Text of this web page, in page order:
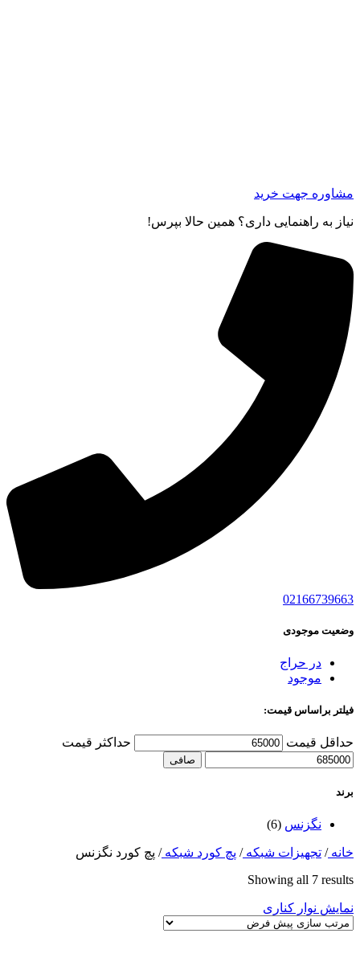
مشاوره جهت خرید
نیاز به راهنمایی داری؟ همین حالا بپرس!
02166739663
وضعیت موجودی
در حراج
موجود
فیلتر براساس قیمت:
حداقل قیمت حداكثر قيمت
صافی
برند
نگزنس (6)
خانه/ تجهیزات شبکه/ پچ کورد شبکه/ پچ کورد نگزنس
Showing all 7 results
نمایش نوار کناری